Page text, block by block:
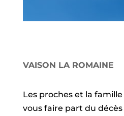
VAISON LA ROMAINE
Les proches et la
vous faire part du décès